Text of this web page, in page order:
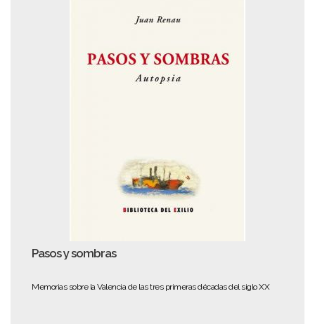
Pasos y sombras
Memorias sobre la Valencia de las tres primeras décadas del siglo XX